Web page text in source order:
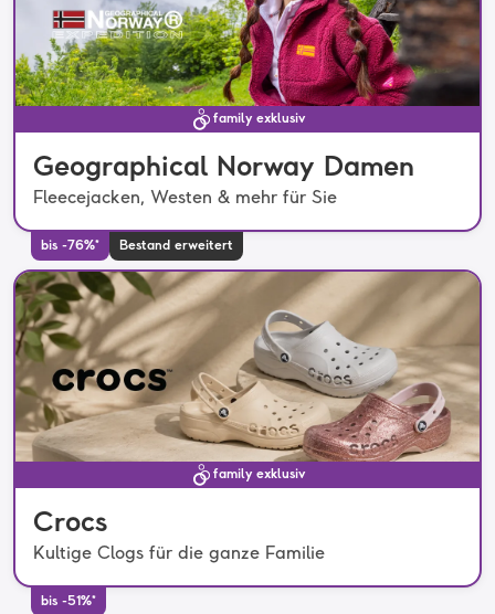
family exklusiv
Geographical Norway Damen
Fleecejacken, Westen & mehr für Sie
bis -76%* Bestand erweitert
family exklusiv
Crocs
Kultige Clogs für die ganze Familie
bis -51%*